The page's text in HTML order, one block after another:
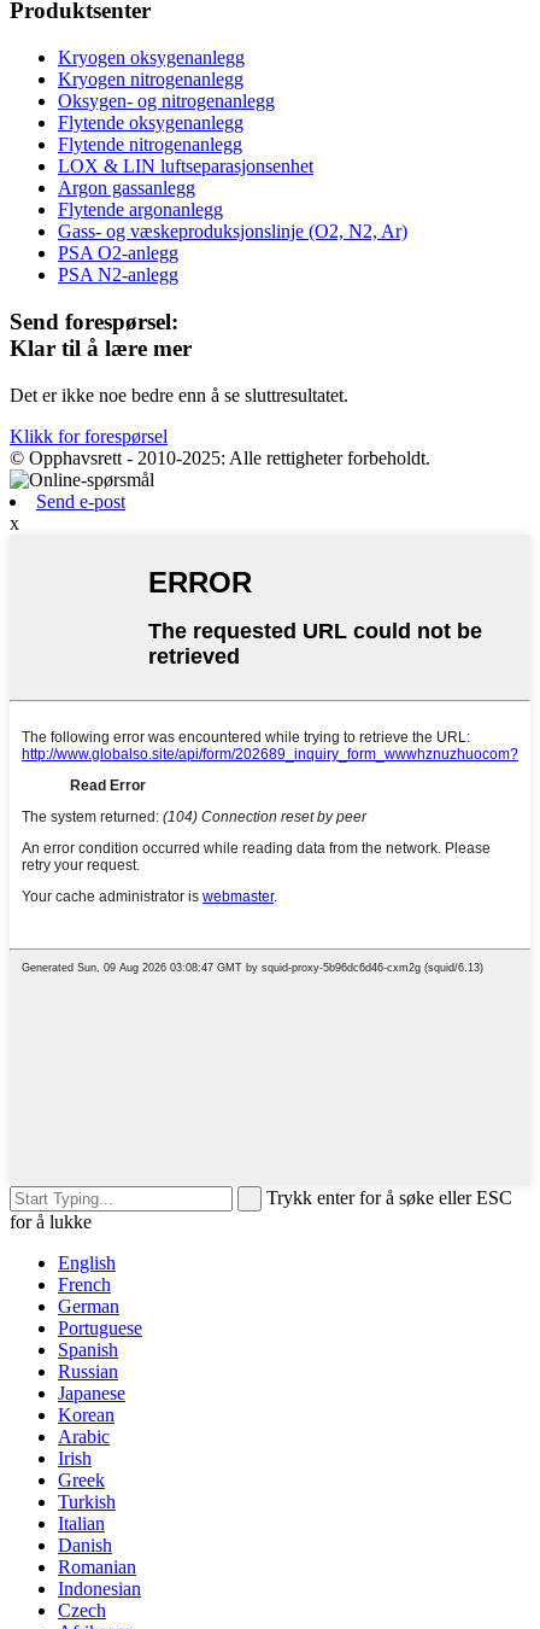
Produktsenter
Kryogen oksygenanlegg
Kryogen nitrogenanlegg
Oksygen- og nitrogenanlegg
Flytende oksygenanlegg
Flytende nitrogenanlegg
LOX & LIN luftseparasjonsenhet
Argon gassanlegg
Flytende argonanlegg
Gass- og væskeproduksjonslinje (O2, N2, Ar)
PSA O2-anlegg
PSA N2-anlegg
Send forespørsel:
Klar til å lære mer
Det er ikke noe bedre enn å se sluttresultatet.
Klikk for forespørsel
© Opphavsrett - 2010-2025: Alle rettigheter forbeholdt.
Send e-post
x
Trykk enter for å søke eller ESC
for å lukke
English
French
German
Portuguese
Spanish
Russian
Japanese
Korean
Arabic
Irish
Greek
Turkish
Italian
Danish
Romanian
Indonesian
Czech